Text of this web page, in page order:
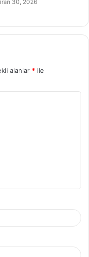
30, 2026
alanlar * ile